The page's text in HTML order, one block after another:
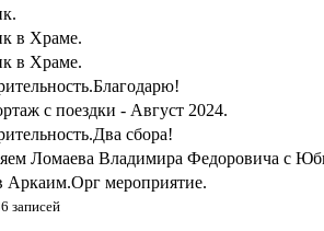
в Храме.
в Храме.
Благодарю!
с поездки - Август 2024.
Два сбора!
Ломаева Владимира Федоровича с
Аркаим.Орг мероприятие.
записей